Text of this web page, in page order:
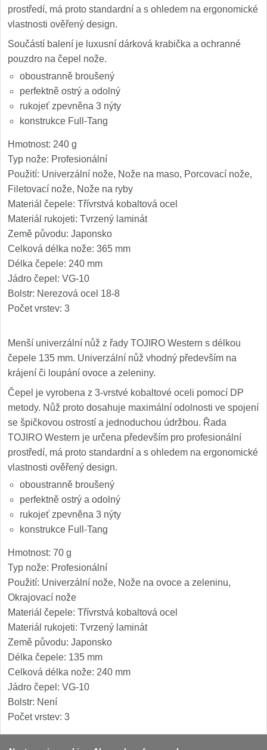
Záchranárske 4
Ostrenie nožov
Ostřiče nožů
Brusné kameny
Doplňky a díly
Nože SEBURO
Nože Seburo SARADA 93
Nože Seburo SUBAJA 92
Nože Seburo HOKORI
Nože Seburo HOGANI
Nože Seburo WEST
Nože Tojiro Shippu
Nože Tojiro Zen 1
Nože Samura
Nože Samura MO-V 4
Nože Samura Bamboo
Ostřiče nožů V-Sharp
Doplnky a diely 4
Dopredaj 11
prostředí, má proto standardní a s ohledem na ergonomické
vlastnosti ověřený design.
Součástí balení je luxusní dárková krabička a ochranné
pouzdro na čepel nože.
oboustranně broušený
perfektně ostrý a odolný
rukojeť zpevněna 3 nýty
konstrukce Full-Tang
Hmotnost: 240 g
Typ nože: Profesionální
Použití: Univerzální nože, Nože na maso, Porcovací nože,
Filetovací nože, Nože na ryby
Materiál čepele: Třívrstvá kobaltová ocel
Materiál rukojeti: Tvrzený laminát
Země původu: Japonsko
Celková délka nože: 365 mm
Délka čepele: 240 mm
Jádro čepel: VG-10
Bolstr: Nerezová ocel 18-8
Počet vrstev: 3
Menší univerzální nůž z řady TOJIRO Western s délkou
čepele 135 mm. Univerzální nůž vhodný především na
krájení či loupání ovoce a zeleniny.
Čepel je vyrobena z 3-vrstvé kobaltové oceli pomocí DP
metody. Nůž proto dosahuje maximální odolnosti ve spojení
se špičkovou ostrostí a jednoduchou údržbou. Řada
TOJIRO Western je určena především pro profesionální
prostředí, má proto standardní a s ohledem na ergonomické
vlastnosti ověřený design.
oboustranně broušený
perfektně ostrý a odolný
rukojeť zpevněna 3 nýty
konstrukce Full-Tang
Hmotnost: 70 g
Typ nože: Profesionální
Použití: Univerzální nože, Nože na ovoce a zeleninu,
Okrajovací nože
Materiál čepele: Třívrstvá kobaltová ocel
Materiál rukojeti: Tvrzený laminát
Země původu: Japonsko
Délka čepele: 135 mm
Celková délka nože: 240 mm
Jádro čepel: VG-10
Bolstr: Není
Počet vrstev: 3